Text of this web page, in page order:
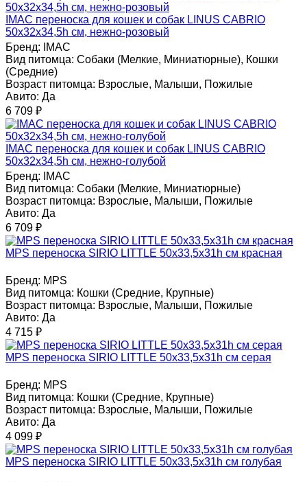
IMAC переноска для кошек и собак LINUS CABRIO
50х32х34,5h см, нежно-розовый
Бренд:
IMAC
Вид питомца: Собаки (Мелкие, Миниатюрные), Кошки
(Средние)
Возраст питомца: Взрослые, Малыши, Пожилые
Авито: Да
6 709 ₽
IMAC переноска для кошек и собак LINUS CABRIO
50х32х34,5h см, нежно-голубой
Бренд:
IMAC
Вид питомца: Собаки (Мелкие, Миниатюрные)
Возраст питомца: Взрослые, Малыши, Пожилые
Авито: Да
6 709 ₽
MPS переноска SIRIO LITTLE 50х33,5х31h см красная
Бренд: MPS
Вид питомца: Кошки (Средние, Крупные)
Возраст питомца: Взрослые, Малыши, Пожилые
Авито: Да
4 715 ₽
MPS переноска SIRIO LITTLE 50х33,5х31h см серая
Бренд: MPS
Вид питомца: Кошки (Средние, Крупные)
Возраст питомца: Взрослые, Малыши, Пожилые
Авито: Да
4 099 ₽
MPS переноска SIRIO LITTLE 50х33,5х31h см голубая